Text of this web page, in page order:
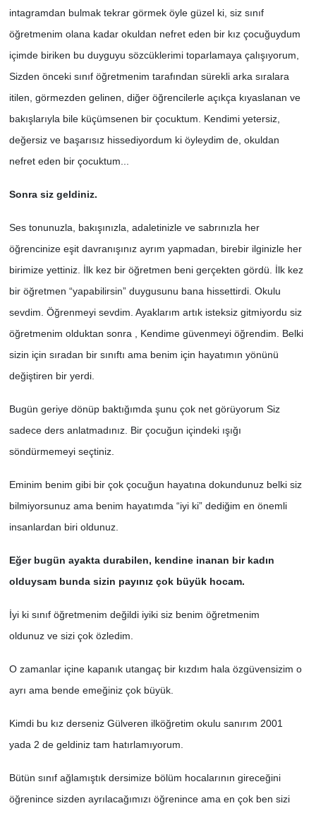
intagramdan bulmak tekrar görmek öyle güzel ki, siz sınıf
öğretmenim olana kadar okuldan nefret eden bir kız çocuğuydum
içimde biriken bu duyguyu sözcüklerimi toparlamaya çalışıyorum,
Sizden önceki sınıf öğretmenim tarafından sürekli arka sıralara
itilen, görmezden gelinen, diğer öğrencilerle açıkça kıyaslanan ve
bakışlarıyla bile küçümsenen bir çocuktum. Kendimi yetersiz,
değersiz ve başarısız hissediyordum ki öyleydim de, okuldan
nefret eden bir çocuktum...
Sonra siz geldiniz.
Ses tonunuzla, bakışınızla, adaletinizle ve sabrınızla her
öğrencinize eşit davranışınız ayrım yapmadan, birebir ilginizle her
birimize yettiniz. İlk kez bir öğretmen beni gerçekten gördü. İlk kez
bir öğretmen “yapabilirsin” duygusunu bana hissettirdi. Okulu
sevdim. Öğrenmeyi sevdim. Ayaklarım artık isteksiz gitmiyordu siz
öğretmenim olduktan sonra , Kendime güvenmeyi öğrendim. Belki
sizin için sıradan bir sınıftı ama benim için hayatımın yönünü
değiştiren bir yerdi.
Bugün geriye dönüp baktığımda şunu çok net görüyorum Siz
sadece ders anlatmadınız. Bir çocuğun içindeki ışığı
söndürmemeyi seçtiniz.
Eminim benim gibi bir çok çocuğun hayatına dokundunuz belki siz
bilmiyorsunuz ama benim hayatımda “iyi ki” dediğim en önemli
insanlardan biri oldunuz.
Eğer bugün ayakta durabilen, kendine inanan bir kadın
olduysam bunda sizin payınız çok büyük hocam.
İyi ki sınıf öğretmenim değildi iyiki siz benim öğretmenim
oldunuz ve sizi çok özledim.
O zamanlar içine kapanık utangaç bir kızdım hala özgüvensizim o
ayrı ama bende emeğiniz çok büyük.
Kimdi bu kız derseniz Gülveren ilköğretim okulu sanırım 2001
yada 2 de geldiniz tam hatırlamıyorum.
Bütün sınıf ağlamıştık dersimize bölüm hocalarının gireceğini
öğrenince sizden ayrılacağımızı öğrenince ama en çok ben sizi